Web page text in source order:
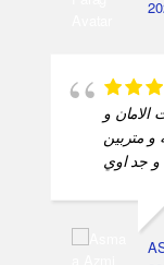
الامان و
و متربين
جد اوي